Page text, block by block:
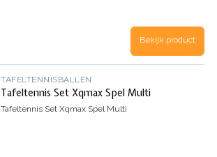
Bekijk product
TAFELTENNISBALLEN
Tafeltennis Set Xqmax Spel Multi
Tafeltennis Set Xqmax Spel Multi